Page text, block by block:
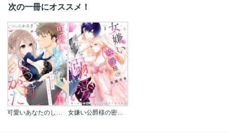
次の一冊にオススメ！
可愛いあなたのしつけかた～年下彼氏といちゃ甘セックス～シリーズ 女嫌い公爵様の密かな溺愛～崖っぷち令嬢は甘くトぶまでイかされる～シリーズ